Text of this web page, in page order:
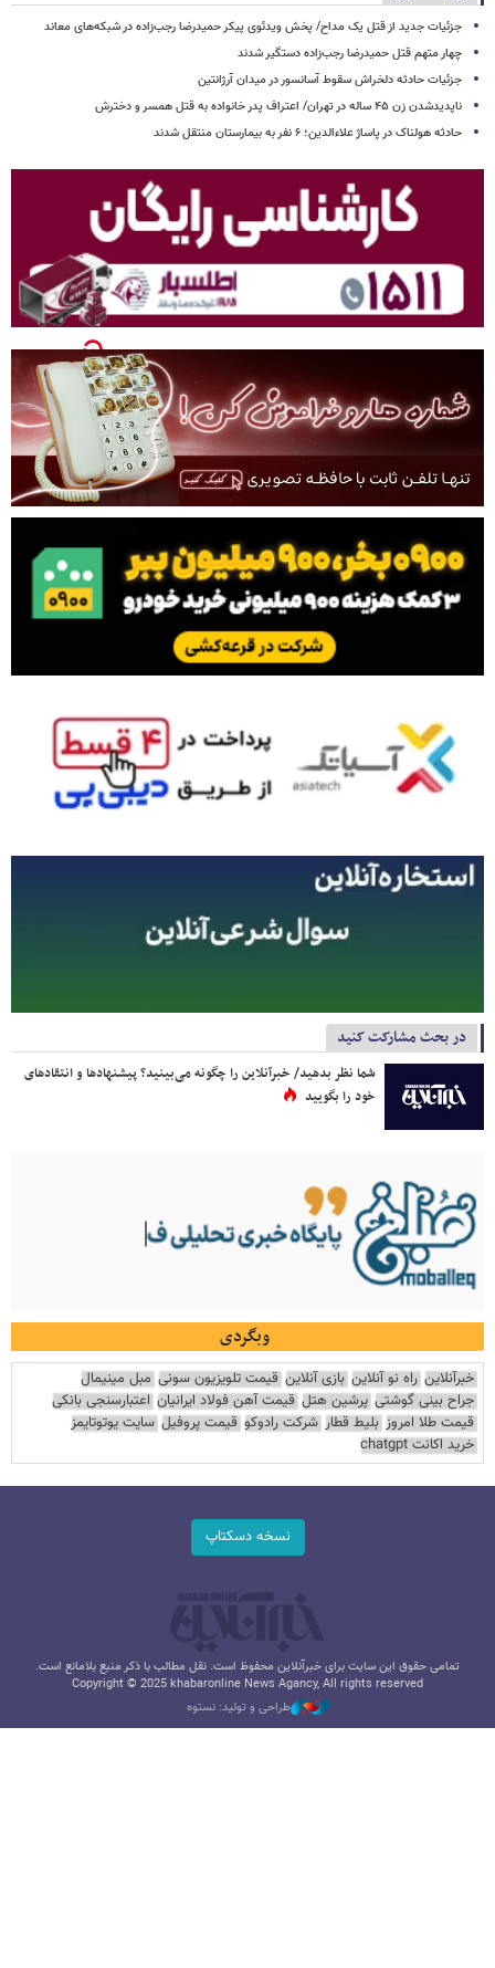
جزئیات جدید از قتل یک مداح/ پخش ویدئوی پیکر حمیدرضا رجب‌زاده در شبکه‌های معاند
چهار متهم قتل حمیدرضا رجب‌زاده دستگیر شدند
جزئیات حادثه دلخراش سقوط آسانسور در میدان آرژانتین
ناپدیدشدن زن ۴۵ ساله در تهران/ اعتراف پدر خانواده به قتل همسر و دخترش
حادثه هولناک در پاساژ علاءالدین؛ ۶ نفر به بیمارستان منتقل شدند
در بحث مشارکت کنید
شما نظر بدهید/ خبرآنلاین را چگونه می‌بینید؟ پیشنهادها و انتقادهای
خود را بگویید
وبگردی
خبرآنلاین راه نو آنلاین بازی آنلاین قیمت تلویزیون سونی مبل مینیمال
جراح بینی گوشتی پرشین هتل قیمت آهن فولاد ایرانیان اعتبارسنجی بانکی
قیمت طلا امروز بلیط قطار شرکت رادوکو قیمت پروفیل سایت یوتوتایمز
خرید اکانت chatgpt
نسخه دسکتاپ
تمامی حقوق این سایت برای خبرآنلاین محفوظ است. نقل مطالب با ذکر منبع بلامانع است.
Copyright © 2025 khabaronline News Agancy, All rights reserved
طراحی و تولید: نستوه